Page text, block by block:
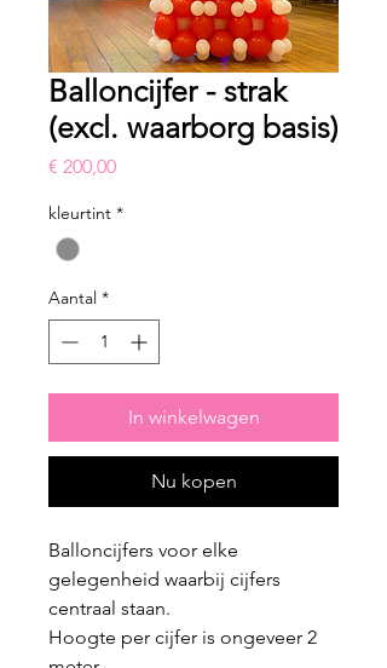
Balloncijfer - strak
(excl. waarborg basis)
€ 200,00Prijs
kleurtint *
Aantal *
In winkelwagen
Nu kopen
Balloncijfers voor elke
gelegenheid waarbij cijfers
centraal staan.
Hoogte per cijfer is ongeveer 2